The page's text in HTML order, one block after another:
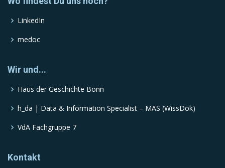
LinkedIn
medoc
Wir und...
Haus der Geschichte Bonn
h_da | Data & Information Specialist – MAS (WissDok)
VdA Fachgruppe 7
Kontakt